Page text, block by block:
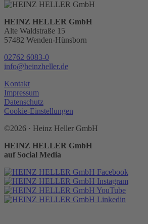
HEINZ HELLER GmbH
Alte Waldstraße 15
57482 Wenden-Hünsborn
02762 6083-0
info@heinzheller.de
Kontakt
Impressum
Datenschutz
Cookie-Einstellungen
©2026 · Heinz Heller GmbH
HEINZ HELLER GmbH
auf Social Media